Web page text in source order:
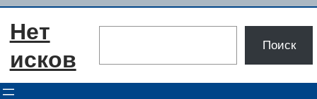
Перейти
Нет
исков
Поиск